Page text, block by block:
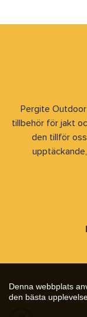
Denna webbplats
den bästa
Pergite
tillbehör för jakt
den tillför